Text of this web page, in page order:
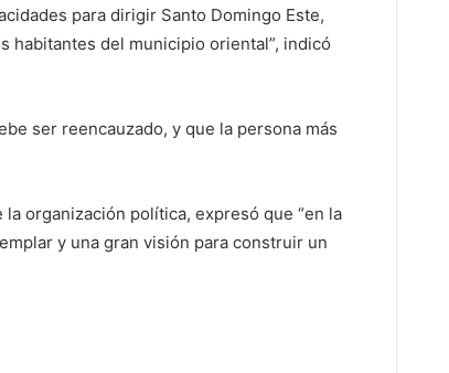
para dirigir Santo Domingo Este,
habitantes del municipio oriental”, indicó
ser reencauzado, y que la persona más
organización política, expresó que “en la
y una gran visión para construir un